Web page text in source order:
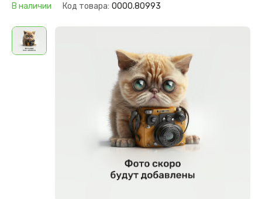
В наличии Код товара: 0000.80993